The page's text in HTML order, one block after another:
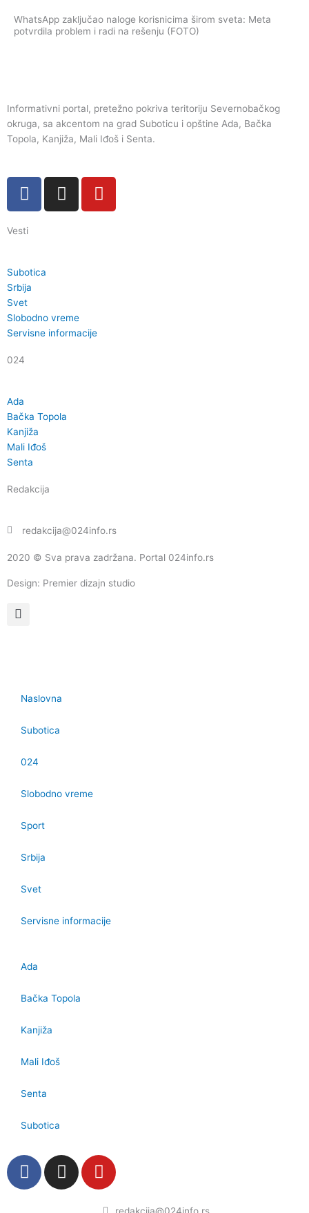
WhatsApp zaključao naloge korisnicima širom sveta: Meta
potvrdila problem i radi na rešenju (FOTO)
Informativni portal, pretežno pokriva teritoriju Severnobačkog
okruga, sa akcentom na grad Suboticu i opštine Ada, Bačka
Topola, Kanjiža, Mali Iđoš i Senta.
F
a
e
o
o
k
I
n
m
Y
o
Vesti
Subotica
Srbija
Svet
Slobodno vreme
Servisne informacije
024
Ada
Bačka Topola
Kanjiža
Mali Iđoš
Senta
Redakcija
redakcija@024info.rs
2020 © Sva prava zadržana. Portal 024info.rs
Design: Premier dizajn studio
Naslovna
Subotica
024
Slobodno vreme
Sport
Srbija
Svet
Servisne informacije
Ada
Bačka Topola
Kanjiža
Mali Iđoš
Senta
Subotica
F
a
I
n
Y
o
redakcija@024info.rs